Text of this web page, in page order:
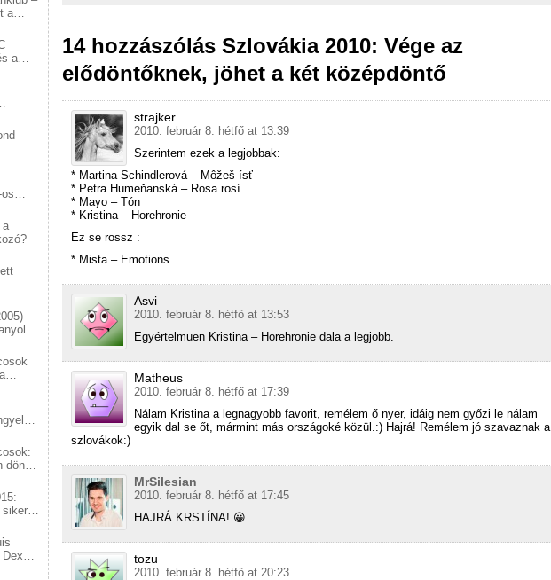
a
a
a
döntő
14 hozzászólás Szlovákia 2010: Vége az
elődöntőknek, jöhet a két középdöntő
strajker
2010. február 8. hétfő at 13:39
Szerintem ezek a legjobbak:
* Martina Schindlerová – Môžeš ísť
* Petra Humeňanská – Rosa rosí
* Mayo – Tón
* Kristina – Horehronie
Ez se rossz :
* Mista – Emotions
Asvi
2010. február 8. hétfő at 13:53
Egyértelmuen Kristina – Horehronie dala a legjobb.
Matheus
2010. február 8. hétfő at 17:39
Nálam Kristina a legnagyobb favorit, remélem ő nyer, idáig nem győzi le nálam
egyik dal se őt, mármint más országoké közül.:) Hajrá! Remélem jó szavaznak a
szlovákok:)
MrSilesian
2010. február 8. hétfő at 17:45
HAJRÁ KRSTÍNA! 😀
tozu
2010. február 8. hétfő at 20:23